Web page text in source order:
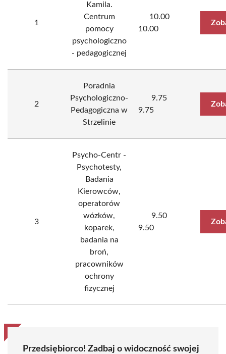
1
Kamila.
Centrum
pomocy
psychologiczno
- pedagogicznej
10.00
10.00
2
Poradnia
Psychologiczno-
Pedagogiczna w
Strzelinie
9.75
9.75
3
Psycho-Centr -
Psychotesty,
Badania
Kierowców,
operatorów
wózków,
koparek,
badania na
broń,
pracowników
ochrony
fizycznej
9.50
9.50
Przedsiębiorco! Zadbaj o widoczność swojej